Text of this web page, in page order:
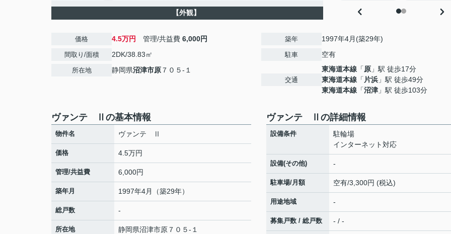
【外観】
価格 4.5万円 管理/共益費 6,000円
間取り/面積 2DK/38.83㎡
所在地 静岡県沼津市原 ７０５-１
築年 1997年4月(築29年)
駐車 空有
交通
東海道本線 「原 」駅 徒歩17分
東海道本線 「 片浜 」駅 徒歩49分
東海道本線 「沼津 」駅 徒歩103分
ヴァンテ Ⅱの基本情報
物件名 ヴァンテ Ⅱ
価格 4.5万円
管理/共益費 6,000円
築年月 1997年4月（築29年）
総戸数 -
所在地 静岡県沼津市原 ７０５-１
ヴァンテ Ⅱの詳細情報
設備条件
駐輪場
インターネット対応
設備(その他) -
駐車場/月額 空有/3,300円 (税込)
用途地域 -
募集戸数 / 総戸数 - / -